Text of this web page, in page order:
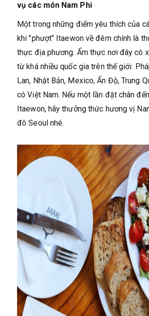
vụ các món Nam Phi
Một trong những điểm yêu thích của
khi "phượt" Itaewon về đêm chính là
thực địa phương. Ẩm thực nơi đây có
từ khá nhiều quốc gia trên thế giới:
Lan, Nhật Bản, Mexico, Ấn Độ, Trung
có Việt Nam. Nếu một lần đặt chân
Itaewon, hãy thưởng thức hương vị
đô Seoul nhé.